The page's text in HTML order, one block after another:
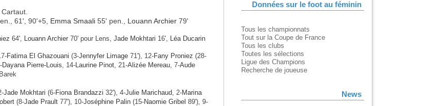
61', 90'+5, Emma Smaali 55' pen., Louann Archier 79'
64', Louann Archier 70' pour Lens, Jade Mokhtari 16',
Léa Ducarin
Fatima El Ghazouani (3-Jennyfer Limage 71'), 12-Fany Proniez (28-
Dayana Pierre-Louis , 14- Laurine Pinot , 21-Alizée Mereau , 7-Aude
Jade Mokhtari (6-Fiona Brandazzi 32'), 4-Julie Marichaud , 2-Marina
(8-Jade Prault 77'), 10-Joséphine Palin (15-Naomie Gribel 89'), 9-
Données sur le foot au féminin
Tous les championnats
Tout sur la Coupe de France
Tous les clubs
Toutes les sélections
Ligue des Champions
Recherche de joueuse
News